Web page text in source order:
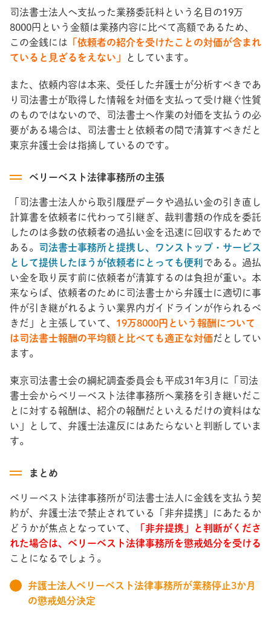
司法書士法人へ支払った業務委託料という名目の19万
8000円という金額は業務内容に比べて高額であるため、
この金銭には
「依頼者の紹介を受けたことの対価が含まれ
ていると見ざるをえない」
としています。
また、依頼内容は本来、受任した弁護士が分析すべきであ
り司法書士が取得した情報を対価を支払って受け継ぐ性質
のものではないので、司法書士へ作業の対価を支払うの必
要がある場合は、司法書士と依頼者の間で清算すべきだと
東京弁護士会は指摘しているのです。
ベリーベスト法律事務所の主張
「司法書士法人から取引履歴データや過払い金の引き直し
計算書を依頼者に代わって引継ぎ、裁判書類の作成を委託
したのは多数の依頼者の過払い金を迅速に回収するためで
ある。
司法書士事務所と提携し、ワンストップ・サービス
として提供したほうが依頼者にとっても便利 である。過払
い金を取り戻す前に依頼者が清算するのは負担が重い。本
来ならば、依頼者のために司法書士から弁護士に適切に事
件が引き継がれるようい業界内ガイドラインが作られるべ
きだ」と主張していて、 19万8000円という報酬について
は司法書士報酬の平均額と比べても適正な対価だとしてい
ます。
東京司法書士会の綱紀調査委員会も平成31年3月に「司法
書士会からベリーベスト法律事務所へ業務を引き継いだこ
とに対する報酬は、紹介の報酬だといえるだけの資料はな
い」として、弁護士法違反にはあたらないと判断していま
す。
まとめ
ベリーベスト法律事務所が司法書士法人に金銭を支払う契
約が、弁護士法で禁止されている「非弁提携」にあたるか
どうかが焦点となっていて、
「非弁提携」と判断がくださ
れた場合は、ベリーベスト法律事務所を懲戒処分を受ける
ことになるでしょう。
弁護士法人ベリーベスト法律事務所が業務停止3か月
の懲戒処分決定